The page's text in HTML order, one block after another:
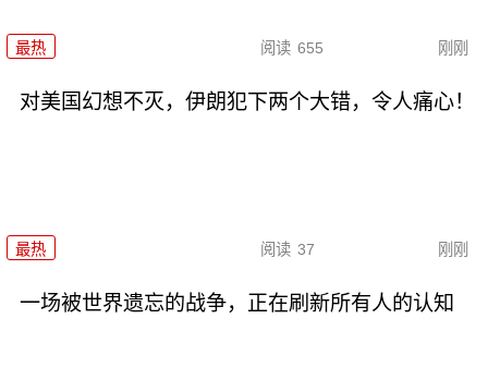
最热 阅读 655 刚刚
对美国幻想不灭，伊朗犯下两个大错，令人痛心！
最热 阅读 37 刚刚
一场被世界遗忘的战争，正在刷新所有人的认知